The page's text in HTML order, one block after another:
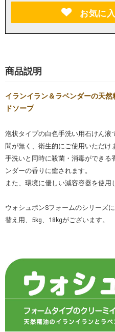
お気に
商品説明
イランイラン＆ラベンダーの天
ドソープ
泡状タイプの白色手洗い用石けん
間が無く、衛生的にご使用いただけ
手洗いと同時に殺菌・消毒ができ
ンダーの香りに癒されます。
また、環境に優しい減容容器を使用
ウォシュボンSフォームのシリーズ
替え用、5kg、18kgがございます。